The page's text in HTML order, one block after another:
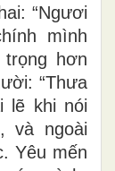
“Ngươi
mình
trọng hơn
“Thưa
lẽ khi nói
và ngoài
Yêu mến